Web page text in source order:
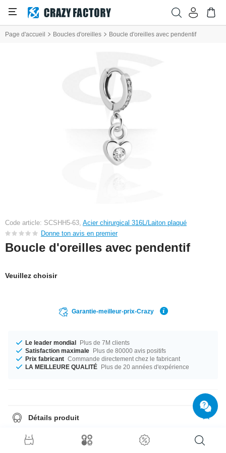
Page d'accueil Boucles d'oreilles Boucle d'oreilles avec pendentif
Code article: SCSHH5-63, Acier chirurgical 316L/Laiton plaqué
Donne ton avis en premier
Boucle d'oreilles avec pendentif
Veuillez choisir
Garantie-meilleur-prix-Crazy
Le leader mondial Plus de 7M clients
Satisfaction maximale Plus de 80000 avis positifs
Prix fabricant Commande directement chez le fabricant
LA MEILLEURE QUALITÉ Plus de 20 années d'expérience
Détails produit
color is Crystal which makes it the ideal companion. Un beau piercing
d'une qualité irréprochable à un prix imbattable tout frais sorti de notre